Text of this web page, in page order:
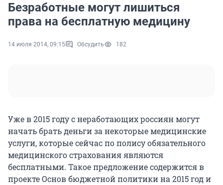
Безработные могут лишиться
права на бесплатную медицину
14 июля 2014, 09:15 Обсудить 182
Уже в 2015 году с неработающих россиян могут
начать брать деньги за некоторые медицинские
услуги, которые сейчас по полису обязательного
медицинского страхования являются
бесплатными. Такое предложение содержится в
проекте Основ бюджетной политики на 2015 год и